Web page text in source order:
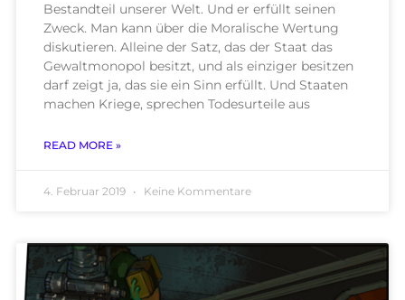
Bestandteil unserer Welt. Und er erfüllt seinen
Zweck. Man kann über die Moralische Wertung
diskutieren. Alleine der Satz, das der Staat das
Gewaltmonopol besitzt, und als einziger besitzen
darf zeigt ja, das sie ein Sinn erfüllt. Und Staaten
machen Kriege, sprechen Todesurteile aus
READ MORE »
4. Februar 2019 Keine Kommentare